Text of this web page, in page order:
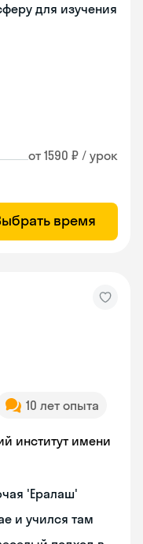
для изучения
от 1590 ₽ / урок
время
10 лет опыта
институт имени
'Ералаш'
и учился там